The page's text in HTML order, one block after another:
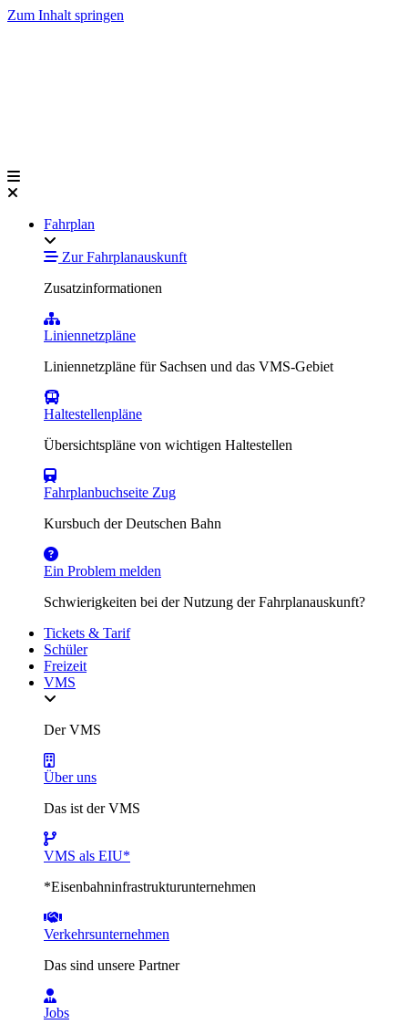
Zum Inhalt springen
Fahrplan
Zur Fahrplanauskunft
Zusatzinformationen
Liniennetzpläne
Liniennetzpläne für Sachsen und das VMS-Gebiet
Haltestellenpläne
Übersichtspläne von wichtigen Haltestellen
Fahrplanbuchseite Zug
Kursbuch der Deutschen Bahn
Ein Problem melden
Schwierigkeiten bei der Nutzung der Fahrplanauskunft?
Tickets & Tarif
Schüler
Freizeit
VMS
Der VMS
Über uns
Das ist der VMS
VMS als EIU*
*Eisenbahninfrastrukturunternehmen
Verkehrsunternehmen
Das sind unsere Partner
Jobs